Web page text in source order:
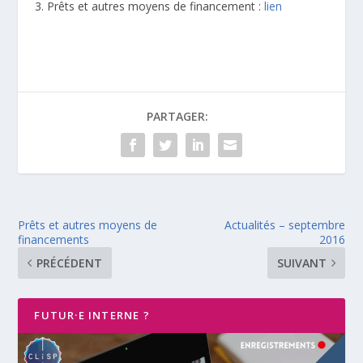
Prêts et autres moyens de financement :lien
PARTAGER:
Prêts et autres moyens de
financements
PRÉCÉDENT
Actualités – septembre
2016
SUIVANT
FUTUR·E INTERNE ?